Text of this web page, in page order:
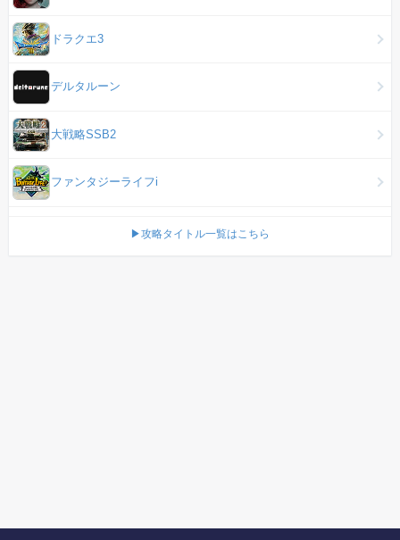
ドラクエ3
デルタルーン
大戦略SSB2
ファンタジーライフi
▶攻略タイトル一覧はこちら